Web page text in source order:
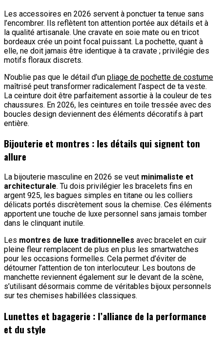
Les accessoires en 2026 servent à ponctuer ta tenue sans
l’encombrer. Ils reflètent ton attention portée aux détails et à
la qualité artisanale. Une cravate en soie mate ou en tricot
bordeaux crée un point focal puissant. La pochette, quant à
elle, ne doit jamais être identique à ta cravate ; privilégie des
motifs floraux discrets.
N’oublie pas que le détail d’un pliage de pochette de costume
maîtrisé peut transformer radicalement l’aspect de ta veste.
La ceinture doit être parfaitement assortie à la couleur de tes
chaussures. En 2026, les ceintures en toile tressée avec des
boucles design deviennent des éléments décoratifs à part
entière.
Bijouterie et montres : les détails qui signent ton
allure
La bijouterie masculine en 2026 se veut minimaliste et
architecturale. Tu dois privilégier les bracelets fins en
argent 925, les bagues simples en titane ou les colliers
délicats portés discrètement sous la chemise. Ces éléments
apportent une touche de luxe personnel sans jamais tomber
dans le clinquant inutile.
Les montres de luxe traditionnelles avec bracelet en cuir
pleine fleur remplacent de plus en plus les smartwatches
pour les occasions formelles. Cela permet d’éviter de
détourner l’attention de ton interlocuteur. Les boutons de
manchette reviennent également sur le devant de la scène,
s’utilisant désormais comme de véritables bijoux personnels
sur tes chemises habillées classiques.
Lunettes et bagagerie : l’alliance de la performance
et du style